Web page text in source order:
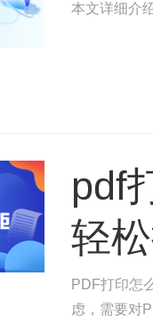
本文详细介
pdf
轻
PDF打印怎
虑，需要对